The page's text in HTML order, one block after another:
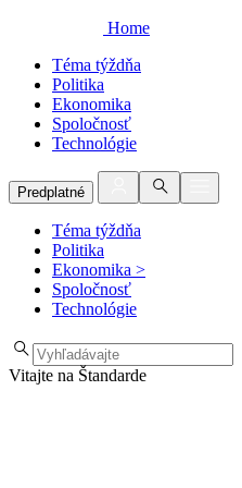
Home
Téma týždňa
Politika
Ekonomika
Spoločnosť
Technológie
Predplatné
Téma týždňa
Politika
Ekonomika >
Spoločnosť
Technológie
Vitajte na Štandarde